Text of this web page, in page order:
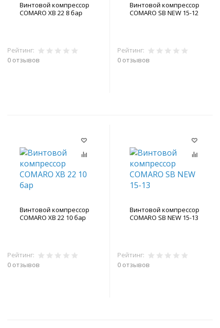
Винтовой компрессор
COMARO XB 22 8 бар
Рейтинг:
0 отзывов
Винтовой компрессор
COMARO SB NEW 15-12
Рейтинг:
0 отзывов
Винтовой компрессор
COMARO XB 22 10 бар
Рейтинг:
0 отзывов
Винтовой компрессор
COMARO SB NEW 15-13
Рейтинг:
0 отзывов